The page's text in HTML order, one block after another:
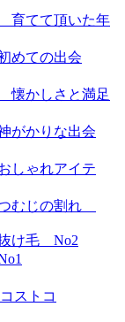
てて頂いた年
ての出会
かしさと満足
かりな出会
ゃれアイテ
むじの割れ
け毛 No2
ストコ